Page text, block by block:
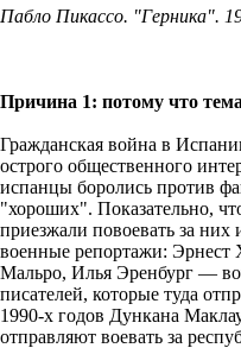
Пабло Пикассо. "Герника".
Причина 1: потому что
Гражданская война в
острого общественного
испанцы боролись против
"хороших". Показательно,
приезжали повоевать за
военные репортажи:
Мальро, Илья Эренбург —
писателей, которые туда
1990-х годов Дункана
отправляют воевать за